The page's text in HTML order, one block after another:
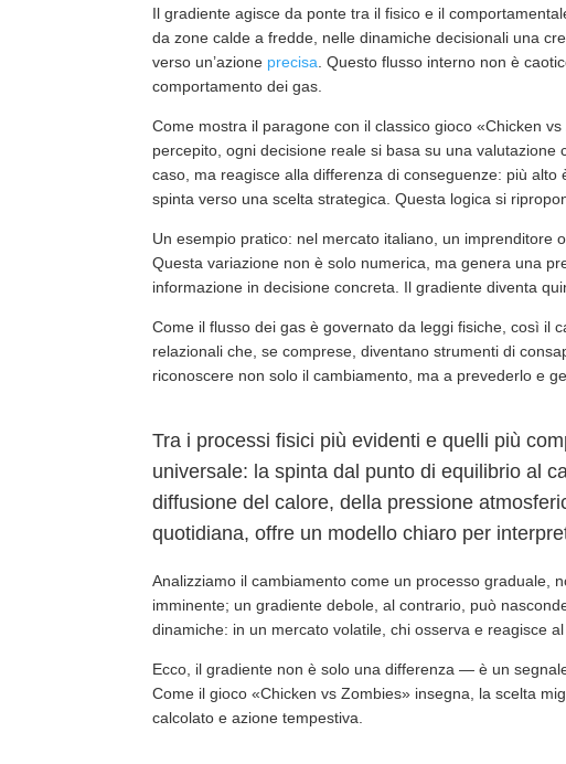
Il gradiente agisce da ponte tra il fisico e il
da zone calde a fredde, nelle dinamiche decisionali una
verso un’azione precisa . Questo flusso interno non è
comportamento dei gas.
Come mostra il paragone con il classico gioco «Chicken
percepito, ogni decisione reale si basa su una
caso, ma reagisce alla differenza di conseguenze: più
spinta verso una scelta strategica. Questa logica si
Un esempio pratico: nel mercato italiano, un imprenditore
Questa variazione non è solo numerica, ma genera una
informazione in decisione concreta. Il gradiente diventa
Come il flusso dei gas è governato da leggi fisiche, così il
relazionali che, se comprese, diventano strumenti di
riconoscere non solo il cambiamento, ma a prevederlo e
Tra i processi fisici più evidenti e quelli più
universale: la spinta dal punto di equilibrio al
diffusione del calore, della pressione
quotidiana, offre un modello chiaro per
Analizziamo il cambiamento come un processo graduale,
imminente; un gradiente debole, al contrario, può
dinamiche: in un mercato volatile, chi osserva e reagisce
Ecco, il gradiente non è solo una differenza — è un
Come il gioco «Chicken vs Zombies» insegna, la scelta
calcolato e azione tempestiva.